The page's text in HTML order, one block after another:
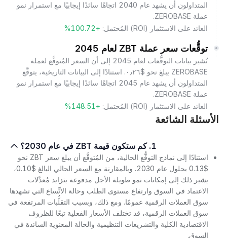
المتداولون أن يشهد عام 2040 اتجاهًا سائدًا إيجابيًا مع استمرار نمو
عملة ZEROBASE.
العائد على الاستثمار (ROI) المُحتمل:
+100.72%
توقُّعات سعر عملة ZBT لعام 2045
تُشير بيانات التوقُّعات لعام 2045 إلى أن السعر المُتوقَّع لعملة
ZEROBASE يبلغ نحو $٠٫٢٦. استنادًا إلى البيانات التاريخية، يتوقَّع
المتداولون أن يشهد عام 2045 اتجاهًا سائدًا إيجابيًا مع استمرار نمو
عملة ZEROBASE.
العائد على الاستثمار (ROI) المُحتمل:
+148.51%
الأسئلة الشائعة
1. كم ستكون قيمة ZBT في عام 2030؟
استنادًا إلى نماذج التوقُّع الحالية، من المُتوقَّع أن يبلغ سعر ZBT نحو
$0.13 بحلول عام 2030. وبالمقارنة مع السعر الحالي البالغ $0.10،
يشير ذلك إلى إمكانات نمو طويلة الأجل مدفوعة بتزايد مُعدَّلات
الاعتماد في السوق وارتفاع مستوى الطلب وحالة الاتِّساع التي تشهدها
سوق العملات الرقمية عمومًا. ومع ذلك، وبسبب التقلُّبات المرتفعة في
سوق العملات الرقمية، قد تختلف الأسعار الفعلية تبعًا للظروف
الاقتصادية الكلية والتشريعات التنظيمية والحالة المعنوية السائدة في
السوق.